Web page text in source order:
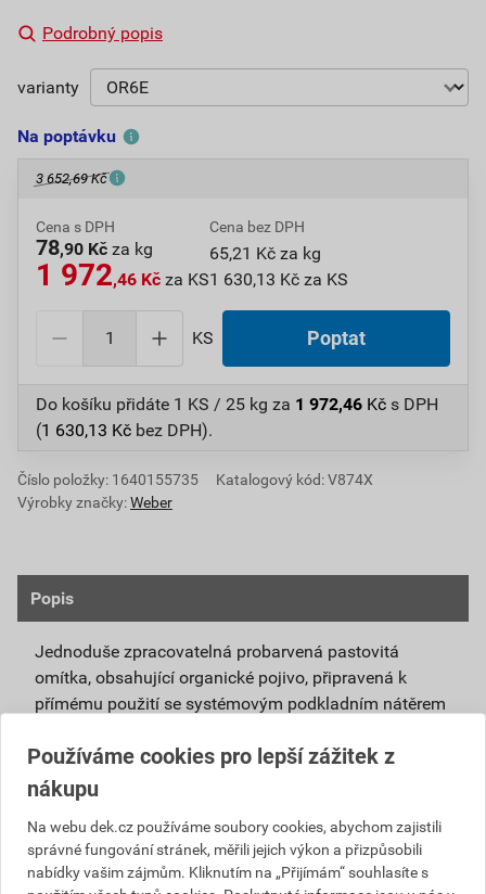
Podrobný popis
varianty
Na poptávku
3 652,69 Kč
Cena s DPH
78,90 Kč za kg
1 972,46 Kč za KS
Cena bez DPH
65,21 Kč za kg
1 630,13 Kč za KS
KS Poptat
Do košíku přidáte 1 KS / 25 kg za 1 972,46 Kč s DPH
(1 630,13 Kč bez DPH).
Číslo položky: 1640155735
Katalogový kód: V874X
Výrobky značky:Weber
Popis
Jednoduše zpracovatelná probarvená pastovitá
omítka, obsahující organické pojivo, připravená k
přímému použití se systémovým podkladním nátěrem
Vlivem ochlazování vnějšího souvrství
zateplovacích systémů v nočních hodinách,
dochází ke kondenzaci vody na povrchu, která
vytváří živnou půdu pro růst nevzhledných řas.
Povrch omítky weberpas aquaBalance dokáže
Používáme cookies pro lepší zážitek z
nákupu
Na webu dek.cz používáme soubory cookies, abychom zajistili
správné fungování stránek, měřili jejich výkon a přizpůsobili
nabídky vašim zájmům. Kliknutím na „Přijímám“ souhlasíte s